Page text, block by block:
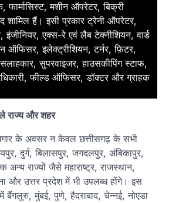
मशीन ऑपरेटर, बिक्री
शामिल हैं। इसी प्रकार ट्रेनी ऑपरेटर,
एक्स-रे एवं लैब टेक्नीशियन, वार्ड
ऑफिसर, इलेक्ट्रीशियन, टर्नर, फ़िटर,
सलाहकार, सुपरवाइजर, हाउसकीपिंग स्टाफ,
फील्ड ऑफिसर, डॉक्टर और ग्राहक
राज्य और शहर
के अवसर न केवल छत्तीसगढ़ के सभी
दुर्ग, बिलासपुर, जगदलपुर, अंबिकापुर,
अन्य राज्यों जैसे महाराष्ट्र, राजस्थान,
और उत्तर प्रदेश में भी उपलब्ध होंगे। इस
मुंबई, पुणे, हैदराबाद, चेन्नई, नोएडा